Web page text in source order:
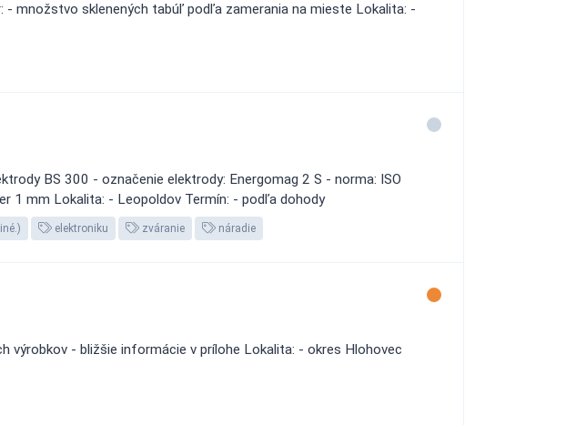
množstvo sklenených tabúľ podľa zamerania na mieste Lokalita: -
BS 300 - označenie elektrody: Energomag 2 S - norma: ISO
1 mm Lokalita: - Leopoldov Termín: - podľa dohody
elektroniku zváranie náradie
výrobkov - bližšie informácie v prílohe Lokalita: - okres Hlohovec